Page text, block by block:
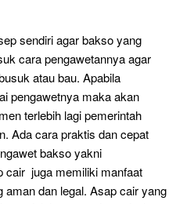
sendiri agar bakso yang
cara pengawetannya agar
atau bau. Apabila
pengawetnya maka akan
terlebih lagi pemerintah
Ada cara praktis dan cepat
bakso yakni
cair juga memiliki manfaat
dan legal. Asap cair yang